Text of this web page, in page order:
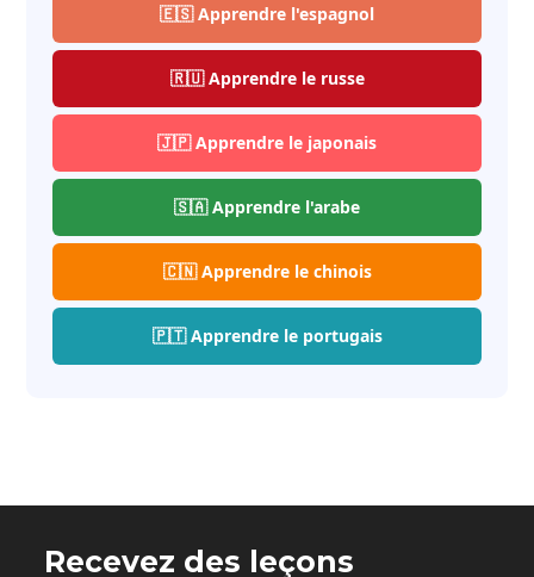
🇪🇸 Apprendre l'espagnol
🇷🇺 Apprendre le russe
🇯🇵 Apprendre le japonais
🇸🇦 Apprendre l'arabe
🇨🇳 Apprendre le chinois
🇵🇹 Apprendre le portugais
Recevez des leçons